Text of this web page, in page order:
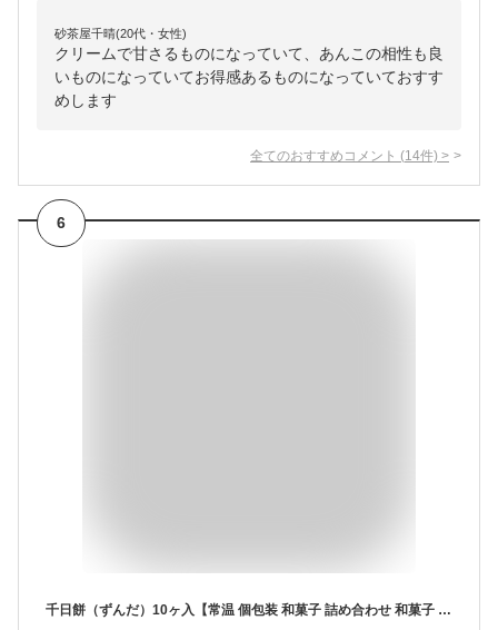
砂茶屋千晴(20代・女性)
クリームで甘さるものになっていて、あんこの相性も良
いものになっていてお得感あるものになっていておすす
めします
全てのおすすめコメント (14件) >
6
千日餅（ずんだ）10ヶ入【常温 個包装 和菓子 詰め合わせ 和菓子 お菓子 国産 えだまめ 枝豆 仙台 宮城 老舗 お土産 内祝い 出産祝い プチギフト 退職 ご挨拶 スイーツ 手土産 差し入れ】